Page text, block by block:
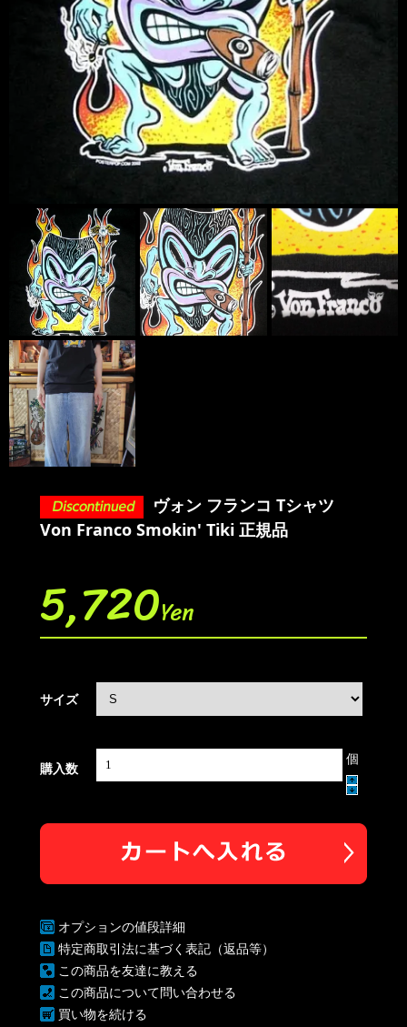
ヴォン フランコ Tシャツ
Von Franco Smokin' Tiki 正規品
5,720Yen
サイズ
購入数
個
オプションの値段詳細
特定商取引法に基づく表記（返品等）
この商品を友達に教える
この商品について問い合わせる
買い物を続ける